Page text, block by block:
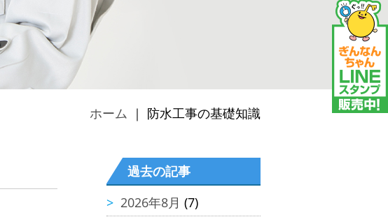
ホーム ｜ 防水工事の基礎知識
過去の記事
2026年8月 (7)